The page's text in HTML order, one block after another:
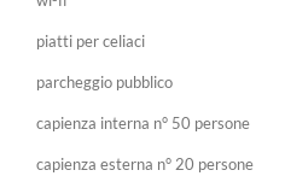
piatti per celiaci
parcheggio pubblico
capienza interna n° 50 persone
capienza esterna n° 20 persone